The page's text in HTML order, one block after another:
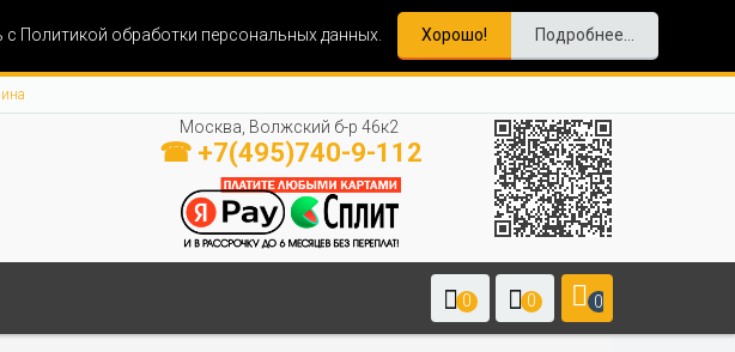
Политикой обработки персональных данных. Хорошо! Подробнее...
Москва, Волжский б-р 46к2
☎ +7(495)740-9-112
0 0 0